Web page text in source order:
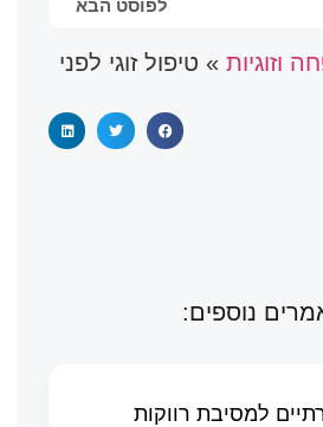
לפוסט הבא
וזוגיות» טיפול זוגי לפני
נוספים:
למסיבת רווקות